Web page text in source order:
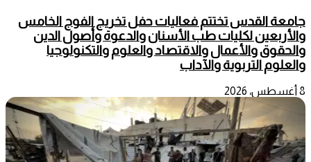
جامعة القدس تختتم فعاليات حفل تخريج الفوج الخامس
والأربعين لكليات طب الأسنان والدعوة وأصول الدين
والحقوق والأعمال والاقتصاد والعلوم والتكنولوجيا
والعلوم التربوية والآداب
8 أغسطس، 2026